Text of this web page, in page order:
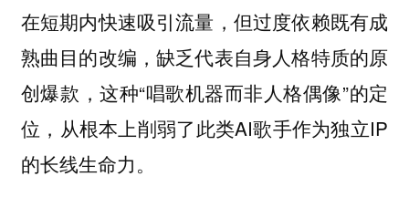
在短期内快速吸引流量，但过度依赖既有成
熟曲目的改编，缺乏代表自身人格特质的原
创爆款，这种“唱歌机器而非人格偶像”的定
位，从根本上削弱了此类AI歌手作为独立IP
的长线生命力。